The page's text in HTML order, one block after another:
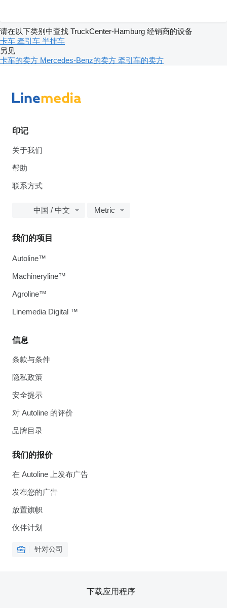
请在以下类别中查找 TruckCenter-Hamburg 经销商的设备
卡车 牵引车 半挂车
另见
卡车的卖方 Mercedes-Benz的卖方 牵引车的卖方
印记
关于我们
帮助
联系方式
中国 / 中文 Metric
信息
条款与条件
隐私政策
安全提示
对 Autoline 的评价
品牌目录
我们的报价
在 Autoline 上发布广告
发布您的广告
放置旗帜
伙伴计划
针对公司
我们的项目
Autoline™
Machineryline™
Agroline™
Linemedia Digital ™
下载应用程序